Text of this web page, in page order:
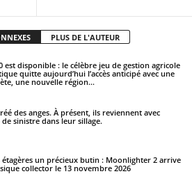
PLUS DE L'AUTEUR
est disponible : le célèbre jeu de gestion agricole
quitte aujourd’hui l’accès anticipé avec une
une nouvelle région...
des anges. À présent, ils reviennent avec
sinistre dans leur sillage.
étagères un précieux butin : Moonlighter 2 arrive
collector le 13 novembre 2026